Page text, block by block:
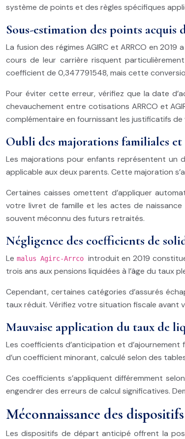
système de points et des règles spécifiques
Sous-estimation des points acquis
La fusion des régimes AGIRC et ARRCO en
cours de leur carrière risquent
coefficient de 0,347791548, mais cette
Pour éviter cette erreur, vérifiez que la date
chevauchement entre cotisations ARRCO et
complémentaire en fournissant les justificatifs
Oubli des majorations familiales
Les majorations pour enfants représentent un
applicable aux deux parents. Cette majoration
Certaines caisses omettent d’appliquer
votre livret de famille et les actes de naissance
souvent méconnu des futurs retraités.
Négligence des coefficients de
Le malus Agirc-Arrco introduit en 2019
trois ans aux pensions liquidées à l’âge du taux
Cependant, certaines catégories d’assurés
taux réduit. Vérifiez votre situation fiscale
Mauvaise application du taux de
Les coefficients d’anticipation et d’ajournement
d’un coefficient minorant, calculé selon des
Ces coefficients s’appliquent différemment
engendrer des erreurs de calcul significatives.
Méconnaissance des
Les dispositifs de départ anticipé offrent la